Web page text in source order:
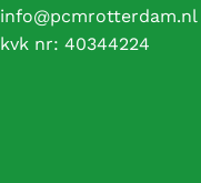
info@pcmrotterdam.nl
kvk nr: 40344224